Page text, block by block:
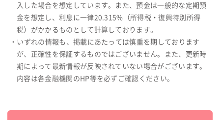
入した場合を想定しています。また、預金は一般的な定期預
金を想定し、利息に一律20.315%（所得税・復興特別所得
税）がかかるものとして計算しております。
・いずれの情報も、掲載にあたっては慎重を期しております
が、正確性を保証するものではございません。また、更新時
期によって最新情報が反映されていない場合がございます。
内容は各金融機関のHP等を必ずご確認ください。